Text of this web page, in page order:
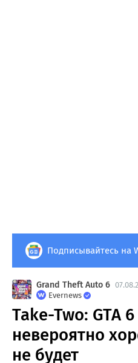
Подписывайтесь на
Grand Theft Auto 6
Evernews
Take-Two: GTA
невероятно
не будет